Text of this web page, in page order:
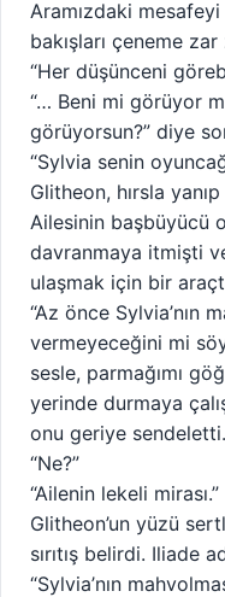
Aramızdaki
bakışları çeneme
“Her düşünceni
“… Beni mi görüyor
görüyorsun?” diye
“Sylvia senin
Glitheon, hırsla
Ailesinin başbüyücü
davranmaya itmişti
ulaşmak için bir
“Az önce Sylvia’nın
vermeyeceğini mi
sesle, parmağımı
yerinde durmaya
onu geriye
“Ne?”
“Ailenin lekeli mirası.”
Glitheon’un yüzü
sırıtış belirdi. Iliade
“Sylvia’nın